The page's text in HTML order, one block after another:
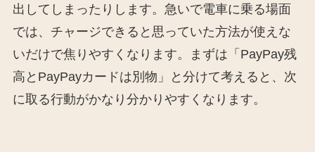
出してしまったりします。急いで電車に乗る場面
では、チャージできると思っていた方法が使えな
いだけで焦りやすくなります。まずは「PayPay残
高とPayPayカードは別物」と分けて考えると、次
に取る行動がかなり分かりやすくなります。